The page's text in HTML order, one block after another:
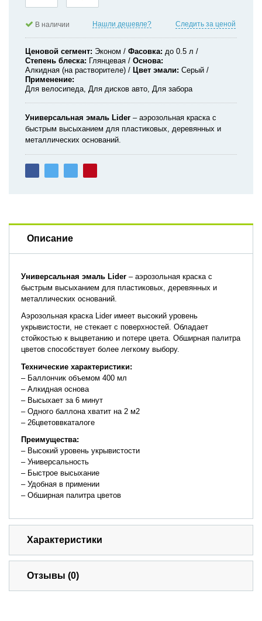
В наличии Нашли дешевле? Следить за ценой
Ценовой сегмент Эконом Фасовка до 0.5 л
Степень блеска
Глянцевая
Основа
Алкидная (на растворителе)
Цвет эмали Серый
Применение
Для велосипеда, Для дисков авто, Для забора
Универсальная эмаль Lider – аэрозольная краска с
быстрым высыханием для пластиковых, деревянных и
металлических оснований.
Описание
Универсальная эмаль Lider – аэрозольная краска с
быстрым высыханием для пластиковых, деревянных и
металлических оснований.
Аэрозольная краска Lider имеет высокий уровень
укрывистости, не стекает с поверхностей. Обладает
стойкостью к выцветанию и потере цвета. Обширная палитра
цветов способствует более легкому выбору.
Технические характеристики:
– Баллончик объемом 400 мл
– Алкидная основа
– Высыхает за 6 минут
– Одного баллона хватит на 2 м2
– 26цветоввкаталоге
Преимущества:
– Высокий уровень укрывистости
– Универсальность
– Быстрое высыхание
– Удобная в примении
– Обширная палитра цветов
Характеристики
Отзывы (0)